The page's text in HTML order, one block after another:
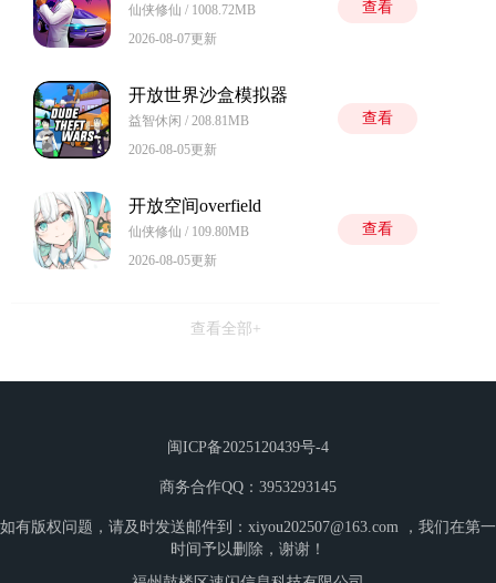
仙侠修仙 / 1008.72MB
2026-08-07更新
查看
开放世界沙盒模拟器
益智休闲 / 208.81MB
2026-08-05更新
查看
开放空间overfield
仙侠修仙 / 109.80MB
2026-08-05更新
查看
查看全部+
闽ICP备2025120439号-4
商务合作QQ：3953293145
如有版权问题，请及时发送邮件到：xiyou202507@163.com ，我们在第一
时间予以删除，谢谢！